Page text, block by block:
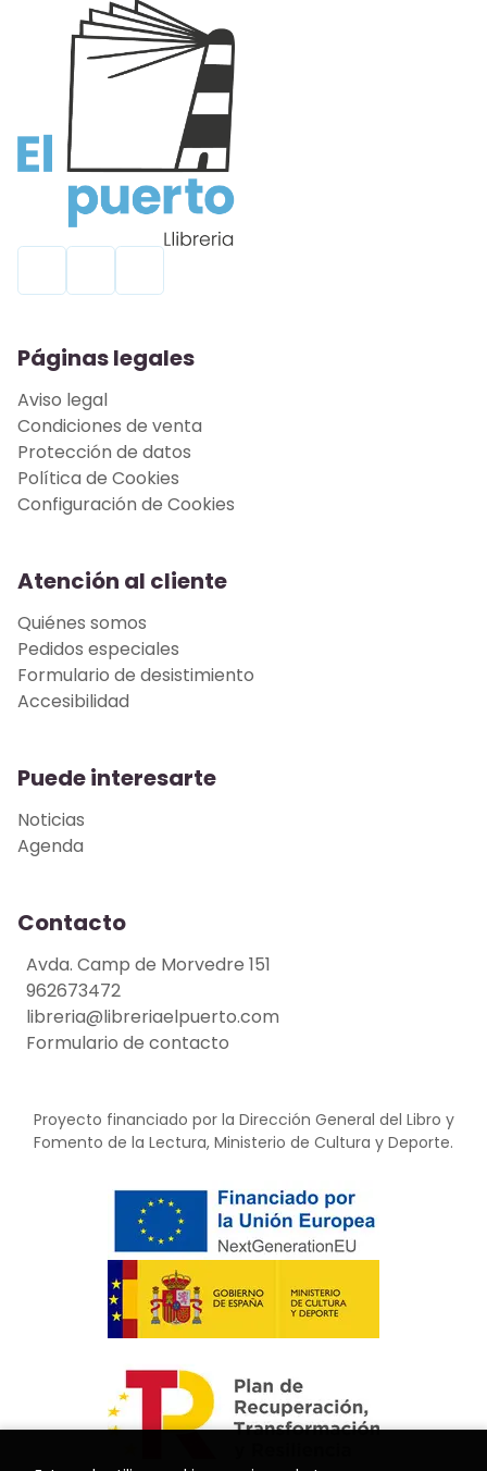
Páginas legales
Aviso legal
Condiciones de venta
Protección de datos
Política de Cookies
Configuración de Cookies
Atención al cliente
Quiénes somos
Pedidos especiales
Formulario de desistimiento
Accesibilidad
Puede interesarte
Noticias
Agenda
Contacto
Avda. Camp de Morvedre 151
962673472
libreria@libreriaelpuerto.com
Formulario de contacto
Proyecto financiado por la Dirección General del Libro y
Fomento de la Lectura, Ministerio de Cultura y Deporte.